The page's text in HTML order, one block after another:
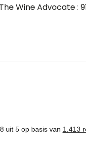
The Wine Advocate :